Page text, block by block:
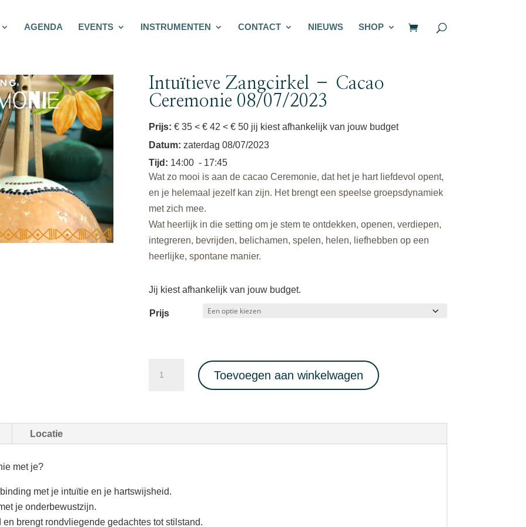
AGENDA EVENTS INSTRUMENTEN CONTACT NIEUWS SHOP
Intuïtieve Zangcirkel – Cacao
Ceremonie 08/07/2023
Prijs: € 35 < € 42 < € 50 jij kiest afhankelijk van jouw budget
Datum: zaterdag 08/07/2023
Tijd : 14:00 - 17:45
Wat zo mooi is aan de cacao Ceremonie, dat het je hart liefdevol opent,
en je helemaal jezelf kan zijn. Het brengt een speelse groepsdynamiek
met zich mee.
Wat heerlijk in die setting om je stem te ontdekken, openen, verdiepen,
integreren, bevrijden, belichamen, spelen, helen, liefhebben op een
heerlijke, spontane manier.
Jij kiest afhankelijk van jouw budget.
Prijs
08/07/2023
Toevoegen aan winkelwagen
Locatie
met je?
met je intuïtie en je hartswijsheid.
je onderbewustzijn.
brengt rondvliegende gedachtes tot stilstand.